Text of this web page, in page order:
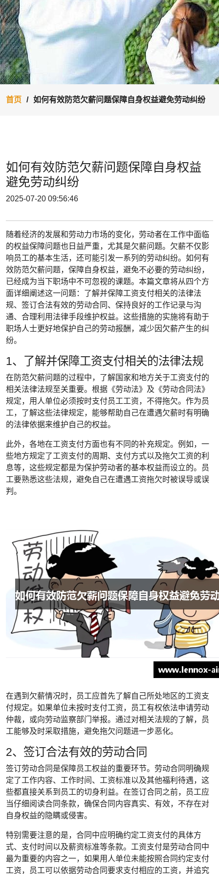
首页 如何有效防范欠薪问题保障自身权益避免劳动纠纷
如何有效防范欠薪问题保障自身权益
避免劳动纠纷
2025-07-20 09:56:46
随着经济的发展和劳动力市场的变化，劳动者在工作中面临
的权益保障问题也日益严重，尤其是欠薪问题。欠薪不仅影
响员工的基本生活，还可能引发一系列的劳动纠纷。如何有
效防范欠薪问题，保障自身权益，避免不必要的劳动纠纷，
已经成为当下职场中不可忽视的课题。本篇文章将从四个方
面详细阐述这一问题：了解并保障工资支付相关的法律法
规、签订合法有效的劳动合同、保持良好的工作记录与沟
通、合理利用法律手段维护权益。这些措施的实施将有助于
职场人士更好地保护自己的劳动报酬，减少因欠薪产生的纠
纷。
1、了解并保障工资支付相关的法律法规
在防范欠薪问题的过程中，了解国家和地方关于工资支付的
相关法律法规至关重要。根据《劳动法》及《劳动合同法》
规定，用人单位必须按时支付员工工资，不得拖欠。作为员
工，了解这些法律规定，能够帮助自己在遭遇欠薪时有明确
的法律依据来维护自己的权益。
此外，各地在工资支付方面也有不同的补充规定。例如，一
些地方规定了工资支付的周期、支付方式以及拖欠工资的利
息等，这些规定都是为保护劳动者的基本权益而设立的。员
工要熟悉这些法规，避免自己在遭遇工资拖欠时被误导或误
判。
在遇到欠薪情况时，员工应首先了解自己所处地区的工资支
付规定。如果单位未按时支付工资，员工有权依法申请劳动
仲裁，或向劳动监察部门举报。通过对相关法规的了解，员
工能够及时采取措施，避免拖欠问题进一步恶化。
2、签订合法有效的劳动合同
签订劳动合同是保障员工权益的重要环节。劳动合同明确规
定了工作内容、工作时间、工资标准以及其他福利待遇，这
些都直接关系到员工的切身利益。在签订合同之前，员工应
当仔细阅读合同条款，确保合同内容真实、有效，不存在对
自身权益的隐瞒或侵害。
特别需要注意的是，合同中应明确约定工资支付的具体方
式、支付时间以及薪资标准等条款。工资支付是劳动合同中
最为重要的内容之一，如果用人单位未能按照合同约定支付
工资，员工可以依据劳动合同要求支付相应的工资，并追究